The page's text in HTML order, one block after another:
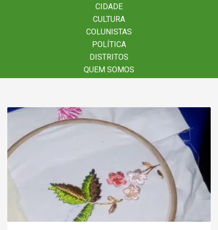
CIDADE
CULTURA
COLUNISTAS
POLÍTICA
DISTRITOS
QUEM SOMOS
CIDADE
CULTURA
COLUNISTAS
POLÍTICA
DISTRITOS
QUEM SOMOS